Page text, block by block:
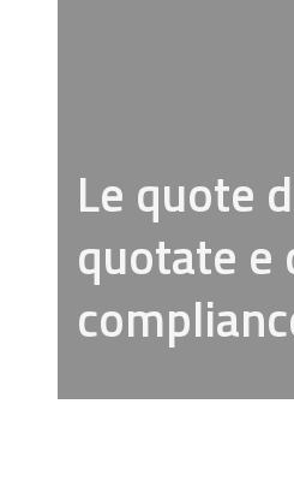
Le quote
quotate e